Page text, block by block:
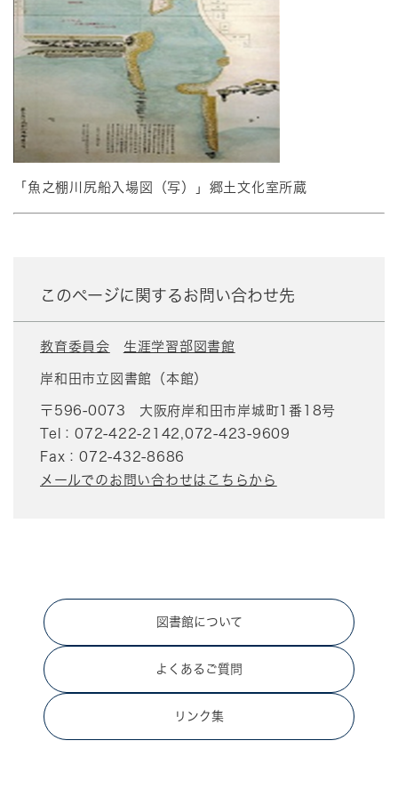
「魚之棚川尻船入場図（写）」郷土文化室所蔵
このページに関するお問い合わせ先
教育委員会 生涯学習部図書館
岸和田市立図書館（本館）
〒596-0073
大阪府岸和田市岸城町1番18号
Tel：072-422-2142,072-423-9609
Fax：072-432-8686
メールでのお問い合わせはこちらから
図書館について
よくあるご質問
リンク集